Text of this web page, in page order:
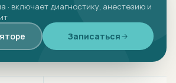
· включает диагностику, анестезию и
Записаться